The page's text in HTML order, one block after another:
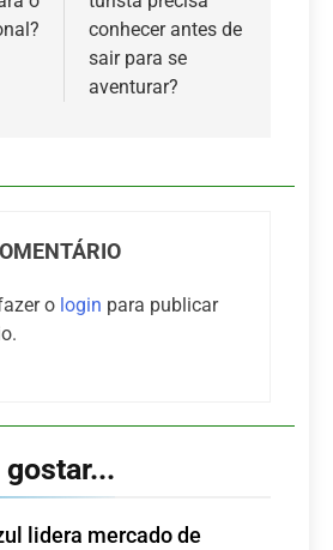
conhecer antes de
sair para se
aventurar?
o login para publicar
lidera mercado de